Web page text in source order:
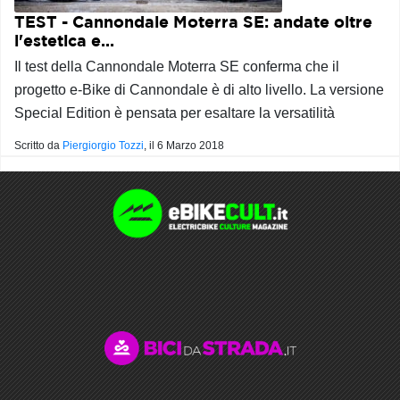
TEST - Cannondale Moterra SE: andate oltre
l'estetica e...
Il test della Cannondale Moterra SE conferma che il
progetto e-Bike di Cannondale è di alto livello. La versione
Special Edition è pensata per esaltare la versatilità
Scritto da Piergiorgio Tozzi, il 6 Marzo 2018